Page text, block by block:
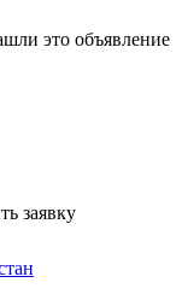
это объявление
заявку